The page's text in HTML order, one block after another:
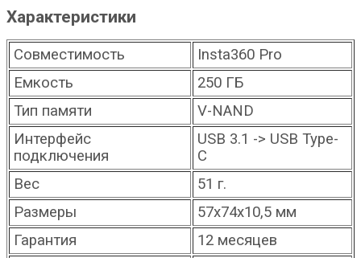
Характеристики
Совместимость
Insta360 Pro
Емкость
250 ГБ
Тип памяти
V-NAND
Интерфейс
подключения
USB 3.1 -> USB Type-
C
Вес
51 г.
Размеры
57х74х10,5 мм
Гарантия
12 месяцев